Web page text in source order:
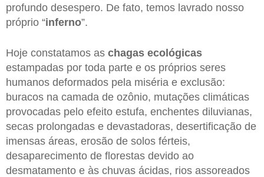
profundo desespero. De fato, temos lavrado nosso
próprio “inferno”.
Hoje constatamos as chagas ecológicas
estampadas por toda parte e os próprios seres
humanos deformados pela miséria e exclusão:
buracos na camada de ozônio, mutações climáticas
provocadas pelo efeito estufa, enchentes diluvianas,
secas prolongadas e devastadoras, desertificação de
imensas áreas, erosão de solos férteis,
desaparecimento de florestas devido ao
desmatamento e às chuvas ácidas, rios assoreados